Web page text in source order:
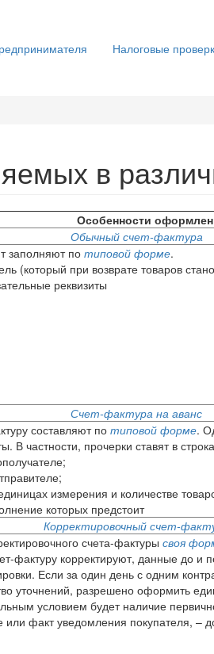
Налоговые
в
Особенности
Обычный счет-фактура
заполняют потиповой форме.
(который при возврате товаров
реквизиты
Счет-фактура на аванс
составляют по типовой форме.
В частности, прочерки ставят в
измерения и количестве
которых предстоит
Корректировочный счет-
счета-фактуры своя
фактуру корректируют, данные до и
Если за один день с одним
уточнений, разрешено оформить
условием будет наличие
или факт уведомления покупателя, –